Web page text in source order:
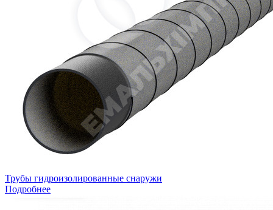
Трубы гидроизолированные снаружи
Подробнее